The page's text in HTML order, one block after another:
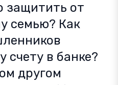
защитить от
семью? Как
счету в банке?
другом